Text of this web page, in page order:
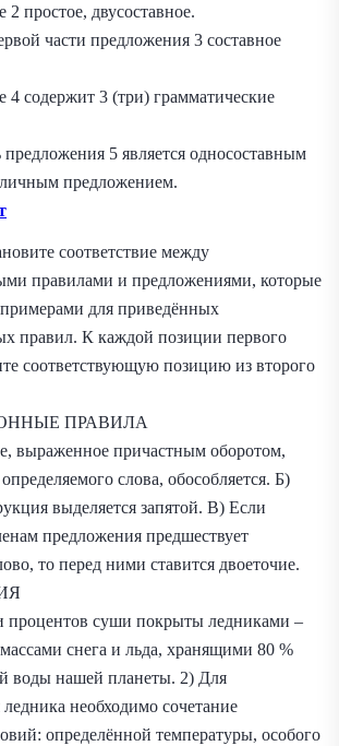
простое, двусоставное.
части предложения 3 составное
4 содержит 3 (три) грамматические
предложения 5 является односоставным
предложением.
соответствие между
правилами и предложениями, которые
для приведённых
правил. К каждой позиции первого
соответствующую позицию из второго
ПРАВИЛА
выраженное причастным оборотом,
слова, обособляется. Б)
выделяется запятой. В) Если
предложения предшествует
то перед ними ставится двоеточие.
процентов суши покрыты ледниками –
снега и льда, хранящими 80 %
воды нашей планеты. 2) Для
необходимо сочетание
определённой температуры, особого